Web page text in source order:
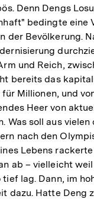
Denn Dengs
bedingte eine
der Bevölkerung.
und Reich,
bereits das
Millionen, und
Heer von
Was soll aus vielen
nach den
Lebens
ab – vielleicht
lag. Dann, im
dazu. Hatte Deng